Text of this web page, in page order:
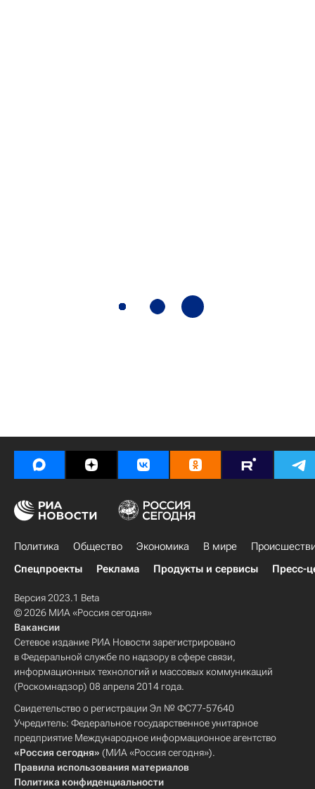
Политика Общество Экономика В мире
Спецпроекты
Реклама Продукты и сервисы Пресс-
Версия 2023.1 Beta
© 2026 МИА «Россия сегодня»
Вакансии
Сетевое издание РИА Новости зарегистрировано
в Федеральной службе по надзору в сфере связи,
информационных технологий и массовых коммуникаций
(Роскомнадзор) 08 апреля 2014 года.
Свидетельство о регистрации Эл № ФС77-57640
Учредитель: Федеральное государственное унитарное
предприятие Международное информационное агентство
«Россия сегодня» (МИА «Россия сегодня»).
Правила использования материалов
Политика конфиденциальности